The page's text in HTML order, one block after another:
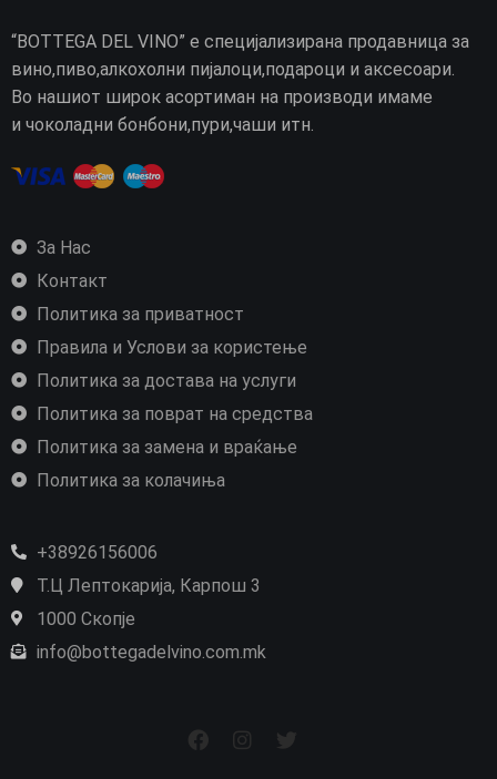
“BOTTEGA DEL VINO” е специјализирана продавница за
вино,пиво,алкохолни пијалоци,подароци и аксесоари.
Во нашиот широк асортиман на производи имаме
и чоколадни бонбони,пури,чаши итн.
За Нас
Контакт
Политика за приватност
Правила и Услови за користење
Политика за достава на услуги
Политика за поврат на средства
Политика за замена и враќање
Политика за колачиња
+38926156006
Т.Ц Лептокарија, Карпош 3
1000 Скопје
info@bottegadelvino.com.mk